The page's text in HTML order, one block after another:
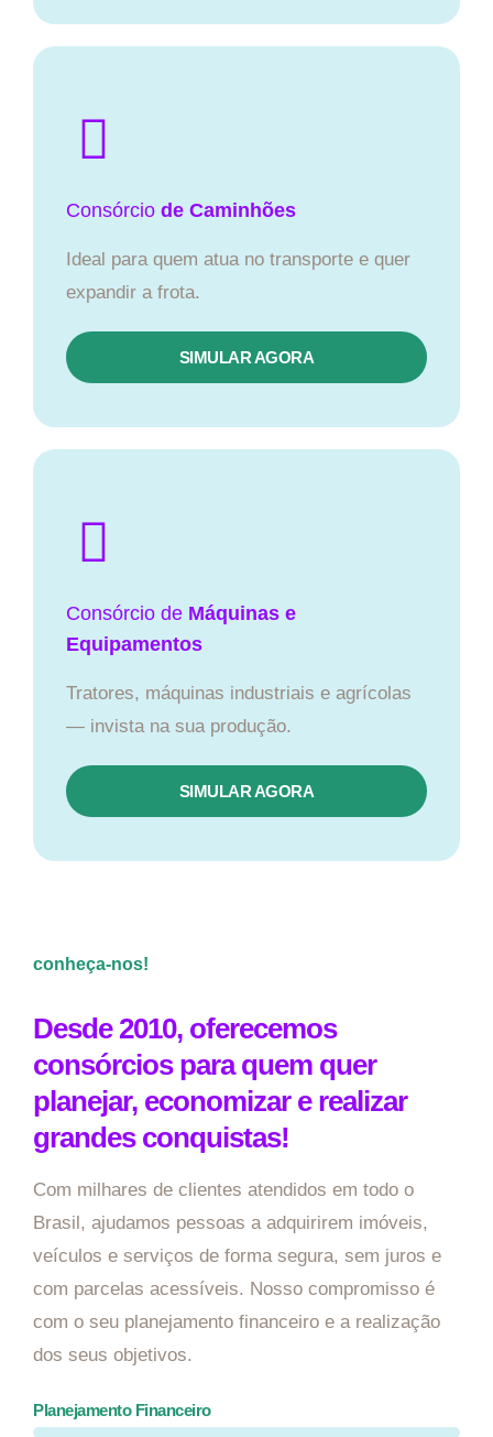
Consórcio de Caminhões
Ideal para quem atua no transporte e quer
expandir a frota.
SIMULAR AGORA
Consórcio de Máquinas e
Equipamentos
Tratores, máquinas industriais e agrícolas
— invista na sua produção.
SIMULAR AGORA
conheça-nos!
Desde 2010, oferecemos
consórcios para quem quer
planejar, economizar e realizar
grandes conquistas!
Com milhares de clientes atendidos em todo o
Brasil, ajudamos pessoas a adquirirem imóveis,
veículos e serviços de forma segura, sem juros e
com parcelas acessíveis. Nosso compromisso é
com o seu planejamento financeiro e a realização
dos seus objetivos.
Planejamento Financeiro